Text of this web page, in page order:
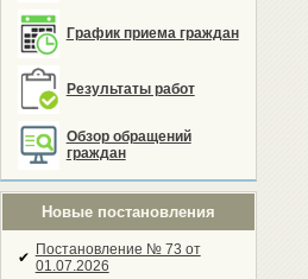
График приема граждан
Результаты работ
Обзор обращений
граждан
Новые постановления
✔ Постановление № 73 от
01.07.2026